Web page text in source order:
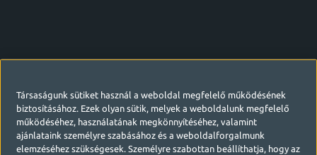
Társaságunk sütiket használ a weboldal megfelelő működésének
biztosításához. Ezek olyan sütik, melyek a weboldalunk megfelelő
működéséhez, használatának megkönnyítéséhez, valamint
ajánlataink személyre szabásához és a weboldalforgalmunk
elemzéséhez szükségesek. Személyre szabottan beállíthatja, hogy az